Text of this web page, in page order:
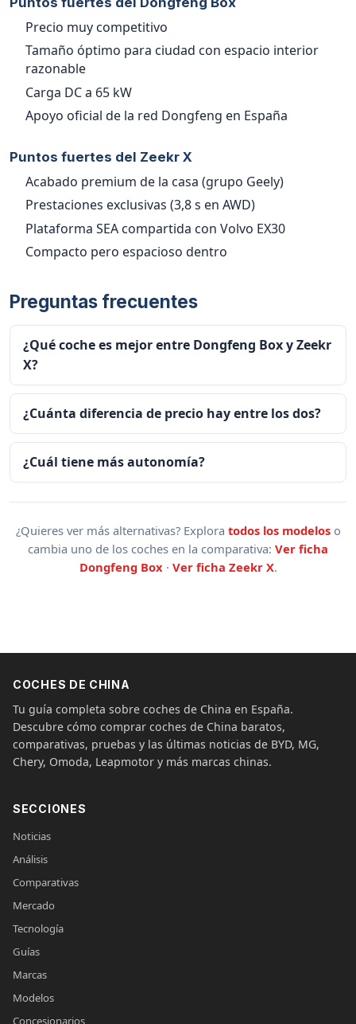
Precio muy competitivo
Tamaño óptimo para ciudad con espacio interior
razonable
Carga DC a 65 kW
Apoyo oficial de la red Dongfeng en España
Puntos fuertes del Zeekr X
Acabado premium de la casa (grupo Geely)
Prestaciones exclusivas (3,8 s en AWD)
Plataforma SEA compartida con Volvo EX30
Compacto pero espacioso dentro
Preguntas frecuentes
¿Qué coche es mejor entre Dongfeng Box y Zeekr
X?
¿Cuánta diferencia de precio hay entre los dos?
¿Cuál tiene más autonomía?
¿Quieres ver más alternativas? Explora todos los modeloso
cambia uno de los coches en la comparativa: Ver ficha
Dongfeng Box · Ver ficha Zeekr X.
COCHES DE CHINA
Tu guía completa sobre coches de China en España.
Descubre cómo comprar coches de China baratos,
comparativas, pruebas y las últimas noticias de BYD, MG,
Chery, Omoda, Leapmotor y más marcas chinas.
SECCIONES
Noticias
Análisis
Comparativas
Mercado
Tecnología
Guías
Marcas
Modelos
Concesionarios